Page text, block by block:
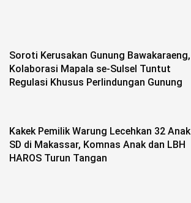
Soroti Kerusakan Gunung Bawakaraeng,
Kolaborasi Mapala se-Sulsel Tuntut
Regulasi Khusus Perlindungan Gunung
Kakek Pemilik Warung Lecehkan 32 Anak
SD di Makassar, Komnas Anak dan LBH
HAROS Turun Tangan